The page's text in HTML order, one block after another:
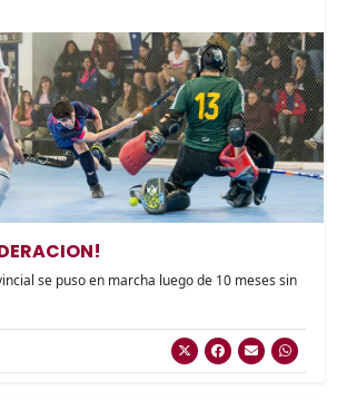
se puso en marcha luego de 10 meses sin